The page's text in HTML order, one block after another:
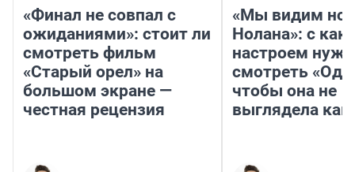
«Финал не совпал с
ожиданиями»: стоит ли
смотреть фильм
«Старый орел» на
большом экране —
честная рецензия
«Мы видим
Нолана»: с
настроем
смотреть
чтобы она не
выглядела как